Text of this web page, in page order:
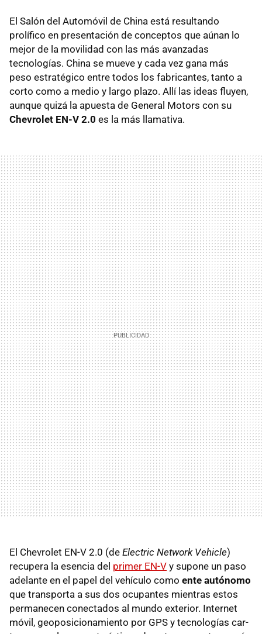
El Salón del Automóvil de China está resultando
prolífico en presentación de conceptos que aúnan lo
mejor de la movilidad con las más avanzadas
tecnologías. China se mueve y cada vez gana más
peso estratégico entre todos los fabricantes, tanto a
corto como a medio y largo plazo. Allí las ideas fluyen,
aunque quizá la apuesta de General Motors con su
Chevrolet EN-V 2.0 es la más llamativa.
El Chevrolet EN-V 2.0 (de Electric Network Vehicle)
recupera la esencia del primer EN-V y supone un paso
adelante en el papel del vehículo como ente autónomo
que transporta a sus dos ocupantes mientras estos
permanecen conectados al mundo exterior. Internet
móvil, geoposicionamiento por GPS y tecnologías car-